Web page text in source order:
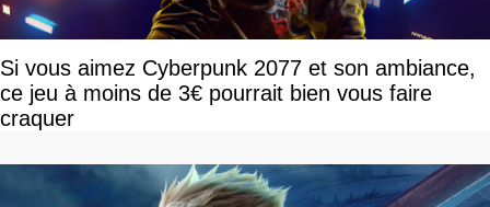
Si vous aimez Cyberpunk 2077 et son ambiance,
ce jeu à moins de 3€ pourrait bien vous faire
craquer